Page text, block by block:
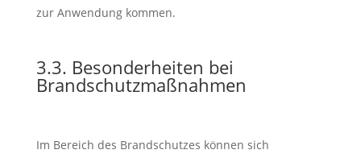
zur Anwendung kommen.
3.3. Besonderheiten bei
Brandschutzmaßnahmen
Im Bereich des Brandschutzes können sich